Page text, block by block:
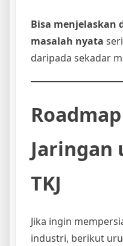
Bisa menjelaskan
masalah nyata
daripada sekadar
Jaringan
TKJ
Jika ingin
industri, berikut